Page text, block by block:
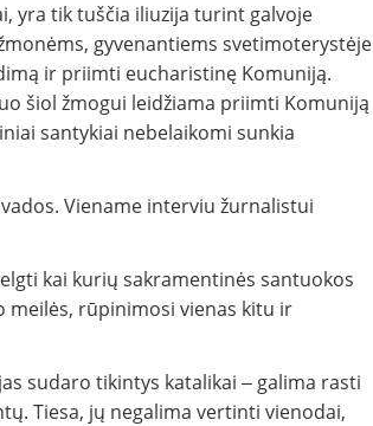
yra tik tuščia iliuzija turint galvoje
gyvenantiems svetimoterystėje
ir priimti eucharistinę Komuniją.
šiol žmogui leidžiama priimti Komuniją
santykiai nebelaikomi sunkia
Viename interviu žurnalistui
kai kurių sakramentinės santuokos
meilės, rūpinimosi vienas kitu ir
sudaro tikintys katalikai ‒ galima rasti
Tiesa, jų negalima vertinti vienodai,